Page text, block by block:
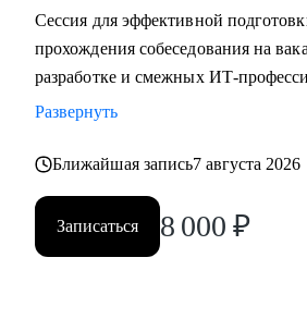
Сессия для эффективной
прохождения собеседования на
разработке и смежных ИТ-
Развернуть
Ближайшая запись7 августа 2026
Записаться 8 000 ₽